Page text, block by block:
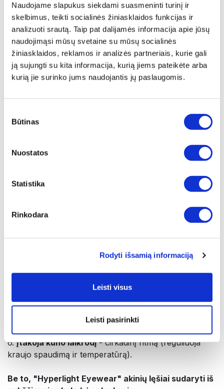
Naudojame slapukus siekdami suasmeninti turinį ir
skelbimus, teikti socialinės žiniasklaidos funkcijas ir
analizuoti srautą. Taip pat dalijamės informacija apie jūsų
naudojimąsi mūsų svetaine su mūsų socialinės
žiniasklaidos, reklamos ir analizės partneriais, kurie gali
ją sujungti su kita informacija, kurią jiems pateikėte arba
kurią jie surinko jums naudojantis jų paslaugomis.
pasirinkimas
Būtinas
Nuostatos
Statistika
Rinkodara
Rodyti išsamią informaciją
Leisti visus
Leisti pasirinkti
saulės spindulių, įskaitant didelės energijos UV ir
didelės energijos matomos šviesos, kuri palaiko mus
pastovaus budrumo, kovos ir nuolatinio streso būklėje.
Mes sukūrėme metodą, kaip paversti šias šviesos rūšis
mums daug palankesniu šviesos šaltiniu. Remiantis
mūsų patentuota technologija ir pradiniais moksliniais
spindulius, saulės ir LCD bei LED ekranų skleidžiamą
mėlyną šviesą ir veikia atpalaiduojamai.
"Hyperlight Eyewear" akinių savybės:
1. Transformuoja UV ir didelės energijos mėlyną
šviesąį žalią, geltoną, oranžinę ir raudoną matomos
2. Transformuoja
į akims patogią
Suteikia ryškesnį vaizdą;
4. Optimizuojasmegenų funkciją(suderina EEG
padidina serotoniną ir reguliuoja
serotonino/melatonino santykį (kuris mažina depresiją
ir nemigą);
6.Įtakoja kūno laikrodį- cirkadinį ritmą (reguliuoja
kraujo spaudimą ir temperatūrą).
Be to, "Hyperlight Eyewear" akinių lęšiai sudaryti iš